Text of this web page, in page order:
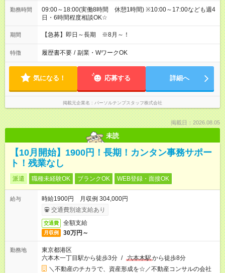
勤務時間
09:00～18:00(実働8時間 休憩1時間) ※10:00～17:00なども週4
日・6時間程度相談OK☆
期間 【急募】即日～長期 ※8月～！
特徴 履歴書不要 / 副業・WワークOK
気になる！ 応募する 詳細へ
掲載元企業名 パーソルテンプスタッフ株式会社
掲載日：2026.08.05
未読
【10月開始】1900円！長期！カンタン事務サポー
ト！残業なし
派遣 職種未経験OK ブランクOK WEB登録・面接OK
給与
時給1900円 月収例 304,000円
交通費別途支給あり
交通費 全額支給
月収例 30万円～
勤務地
東京都港区
六本木一丁目駅から徒歩3分 / 六本木駅から徒歩8分
＼不動産のチカラで、資産形成を☆／不動産コンサルの会社